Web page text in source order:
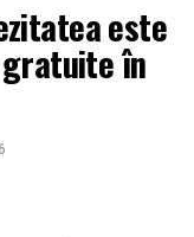
este
gratuite în